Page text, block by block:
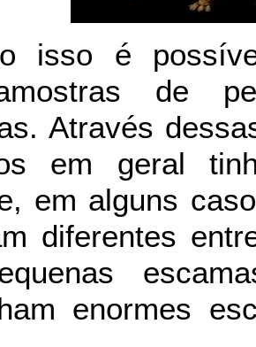
isso é
de
Através
em geral
em alguns
diferentes
enormes